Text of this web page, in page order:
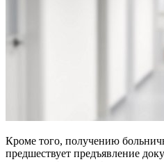
Кроме того, получению
предшествует предъявление